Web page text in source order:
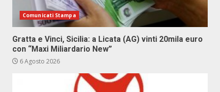
Comunicati Stampa
Gratta e Vinci, Sicilia: a Licata (AG) vinti 20mila euro
con “Maxi Miliardario New”
6 Agosto 2026